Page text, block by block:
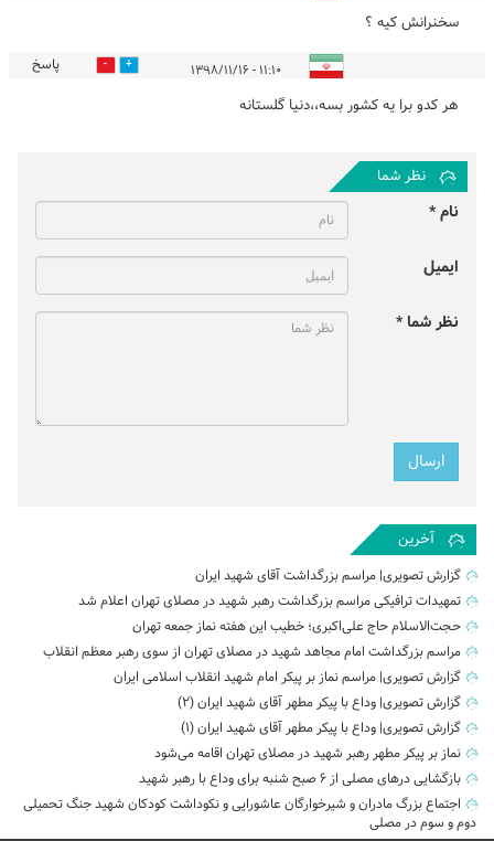
سخنرانش کیه ؟
۱۱:۱۰ - ۱۳۹۸/۱۱/۱۶ 0 پاسخ
هر کدو برا یه کشور بسه،،دنیا گلستانه
نظر شما
نام *
ایمیل
نظر شما *
آخرین
گزارش تصویری| مراسم بزرگداشت آقای شهید ایران
تمهیدات ترافیکی مراسم بزرگداشت رهبر شهید در مصلای تهران اعلام شد
حجت‌الاسلام حاج علی‌اکبری؛ خطیب این هفته نماز جمعه تهران
مراسم بزرگداشت امام مجاهد شهید در مصلای تهران از سوی رهبر معظم انقلاب
گزارش تصویری| مراسم نماز بر پیکر امام شهید انقلاب اسلامی ایران
گزارش تصویری| وداع با پیکر مطهر آقای شهید ایران (2)
گزارش تصویری| وداع با پیکر مطهر آقای شهید ایران (1)
نماز بر پیکر مطهر رهبر شهید در مصلای تهران اقامه می‌شود
بازگشایی درهای مصلی از ۶ صبح شنبه برای وداع با رهبر شهید
اجتماع بزرگ مادران و شیرخوارگان عاشورایی و نکوداشت کودکان شهید جنگ تحمیلی
دوم و سوم در مصلی